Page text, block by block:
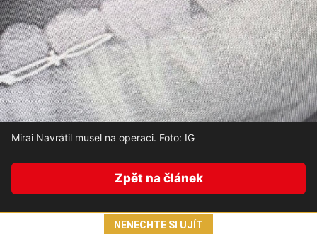
Mirai Navrátil musel na operaci. Foto: IG
Zpět na článek
NENECHTE SI UJÍT